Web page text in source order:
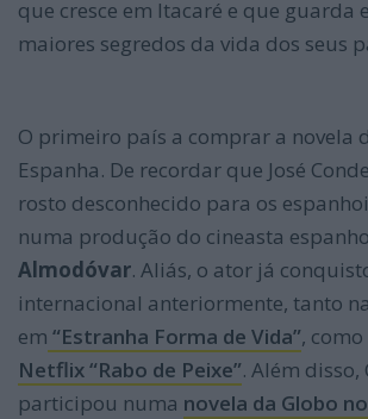
que cresce em Itacaré e que guarda
maiores segredos da vida dos seus
O primeiro país a comprar a novela
Espanha. De recordar que José
rosto desconhecido para os
numa produção do cineasta
Almodóvar. Aliás, o ator já
internacional anteriormente, tanto
em “Estranha Forma de Vida”, como
Netflix “Rabo de Peixe”. Além disso,
participou numa novela da Globo